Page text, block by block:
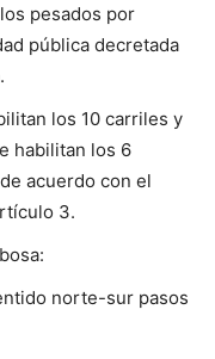
pesados por
pública decretada
los 10 carriles y
habilitan los 6
acuerdo con el
3.
norte-sur pasos